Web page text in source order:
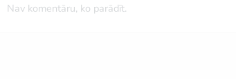
Nav komentāru, ko parādīt.